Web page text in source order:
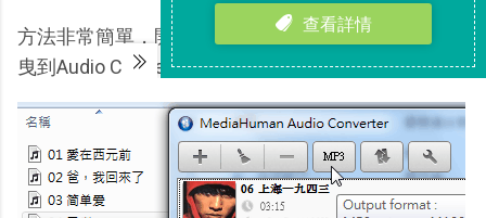
方法非常簡單，開啟Audio Converter，把音樂檔案拖
曳到Audio Converter視窗中。